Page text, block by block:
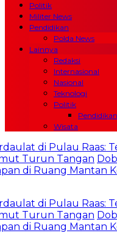
Politik
Militer News
Pendidikan
Polda News
Lainnya
Redaksi
Internasional
Nasional
Teknologi
Politik
Pendidikan
Wisata
Raas: Tegaskan
Tangan Dobrak
Mantan Ketua
Raas: Tegaskan
Tangan Dobrak
Mantan Ketua